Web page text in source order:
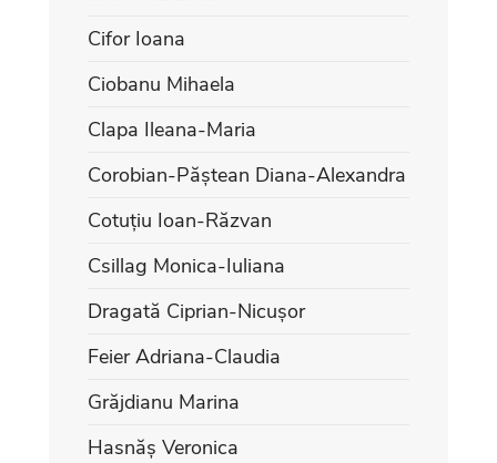
Cifor Ioana
Ciobanu Mihaela
Clapa Ileana-Maria
Corobian-Păștean Diana-Alexandra
Cotuțiu Ioan-Răzvan
Csillag Monica-Iuliana
Dragată Ciprian-Nicușor
Feier Adriana-Claudia
Grăjdianu Marina
Hasnăș Veronica